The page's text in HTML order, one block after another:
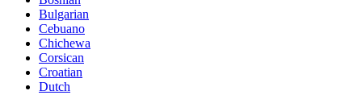
Bulgarian
Cebuano
Chichewa
Corsican
Croatian
Dutch